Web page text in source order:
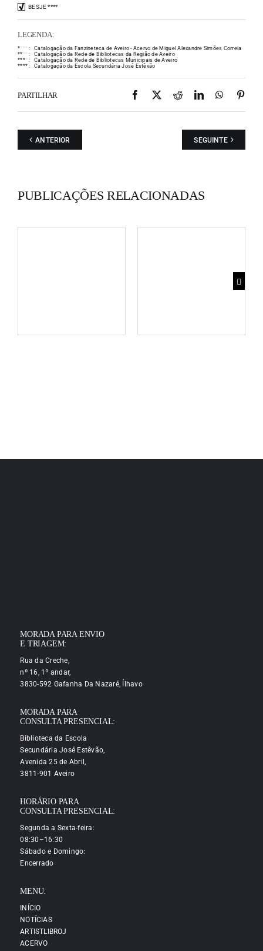
BESJE ****
LEGENDA:
** * * :
Catalogação da Fanzineteca de Aveiro - Acervo de Miguel Alexandre Simões Correia
** * * :
Catalogação da Rede de Bibliotecas da Região de Aveiro
**** :
Catalogação da Rede de Bibliotecas Municipais de Aveiro
**** : Catalogação da Escola Secundária José Estêvão
PARTILHAR Facebook
X RedditLinkedIn
ANTERIOR SEGUINTE
PUBLICAÇÕES RELACIONADAS
MORADA PARA ENVIO
E TRIAGEM:
Rua da Creche,
nº 16, 1º andar,
3830-592 Gafanha Da Nazaré, Ílhavo
MORADA PARA
CONSULTA PRESENCIAL:
Biblioteca da Escola
Secundária José Estêvão,
Avenida 25 de Abril,
3811-901 Aveiro
HORÁRIO PARA
CONSULTA PRESENCIAL:
Segunda a Sexta-feira:
08:30–16:30
Sábado e Domingo:
Encerrado
MENU:
INÍCIO
NOTÍCIAS
ARTISTLIBROJ
ACERVO